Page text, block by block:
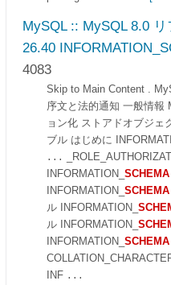
MySQL :: MySQL 8.0
26.40
4083
Skip to Main Content .
序文と法的通知 一般情報
ョン化 ストアドオブジェ
ブル はじめに
...
INFORMATION_ SCHEMA
INFORMATION_ SCHEMA
ル INFORMATION_
ル INFORMATION_
INFORMATION_ SCHEMA
INF ...